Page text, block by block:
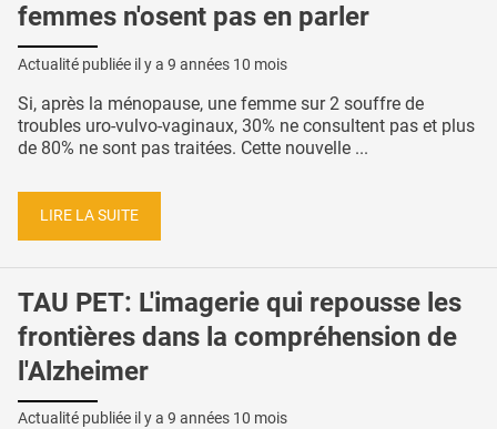
femmes n'osent pas en parler
Actualité publiée il y a 9 années 10 mois
Si, après la ménopause, une femme sur 2 souffre de
troubles uro-vulvo-vaginaux, 30% ne consultent pas et plus
de 80% ne sont pas traitées. Cette nouvelle ...
LIRE LA SUITE
TAU PET: L'imagerie qui repousse les
frontières dans la compréhension de
l'Alzheimer
Actualité publiée il y a 9 années 10 mois